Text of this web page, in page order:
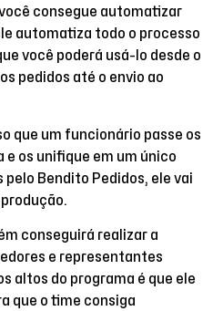
consegue automatizar
automatiza todo o processo
você poderá usá-lo desde o
pedidos até o envio ao
que um funcionário passe os
e os unifique em um único
Bendito Pedidos, ele vai
conseguirá realizar a
e representantes
altos do programa é que ele
que o time consiga